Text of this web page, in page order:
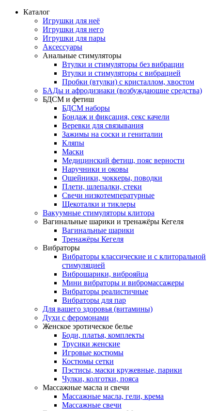
Каталог
Игрушки для неё
Игрушки для него
Игрушки для пары
Аксессуары
Анальные стимуляторы
Втулки и стимуляторы без вибрации
Втулки и стимуляторы с вибрацией
Пробки (втулки) с кристаллом, хвостом
БАДы и афродизиаки (возбуждающие средства)
БДСМ и фетиш
БДСМ наборы
Бондаж и фиксация, секс качели
Веревки для связывания
Зажимы на соски и гениталии
Кляпы
Маски
Медицинский фетиш, пояс верности
Наручники и оковы
Ошейники, чоккеры, поводки
Плети, шлепалки, стеки
Свечи низкотемпературные
Щекоталки и тиклеры
Вакуумные стимуляторы клитора
Вагинальные шарики и тренажёры Кегеля
Вагинальные шарики
Тренажёры Кегеля
Вибраторы
Вибраторы классические и с клиторальной
стимуляцией
Виброшарики, виброяйца
Мини вибраторы и вибромассажеры
Вибраторы реалистичные
Вибраторы для пар
Для вашего здоровья (витамины)
Духи с феромонами
Женское эротическое белье
Боди, платья, комплекты
Трусики женские
Игровые костюмы
Костюмы сетки
Пэстисы, маски кружевные, парики
Чулки, колготки, пояса
Массажные масла и свечи
Массажные масла, гели, крема
Массажные свечи